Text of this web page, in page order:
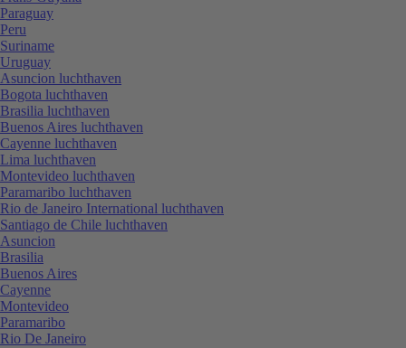
Paraguay
Peru
Suriname
Uruguay
Asuncion luchthaven
Bogota luchthaven
Brasilia luchthaven
Buenos Aires luchthaven
Cayenne luchthaven
Lima luchthaven
Montevideo luchthaven
Paramaribo luchthaven
Rio de Janeiro International luchthaven
Santiago de Chile luchthaven
Asuncion
Brasilia
Buenos Aires
Cayenne
Montevideo
Paramaribo
Rio De Janeiro